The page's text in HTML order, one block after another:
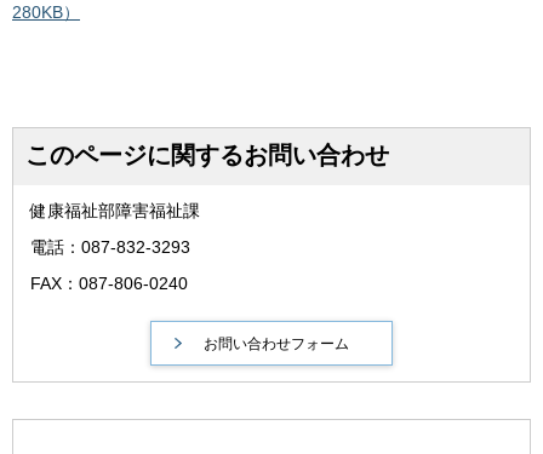
280KB）
このページに関するお問い合わせ
健康福祉部障害福祉課
電話：087-832-3293
FAX：087-806-0240